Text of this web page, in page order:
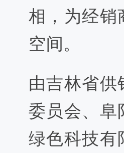
相， 为经销
空间。
由吉林省
委员会、阜
绿色科技有